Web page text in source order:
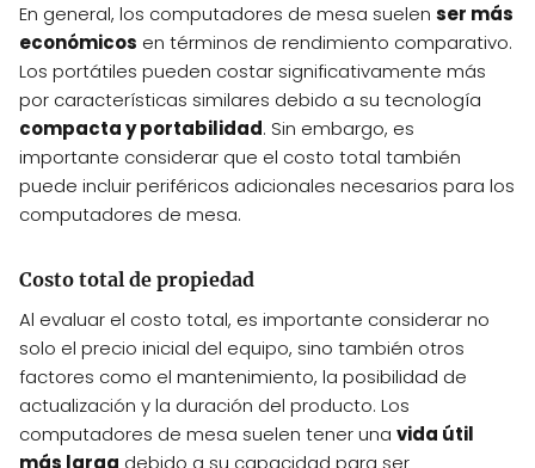
En general, los computadores de mesa suelen ser más
económicos en términos de rendimiento comparativo.
Los portátiles pueden costar significativamente más
por características similares debido a su tecnología
compacta y portabilidad. Sin embargo, es
importante considerar que el costo total también
puede incluir periféricos adicionales necesarios para los
computadores de mesa.
Costo total de propiedad
Al evaluar el costo total, es importante considerar no
solo el precio inicial del equipo, sino también otros
factores como el mantenimiento, la posibilidad de
actualización y la duración del producto. Los
computadores de mesa suelen tener una vida útil
más larga debido a su capacidad para ser